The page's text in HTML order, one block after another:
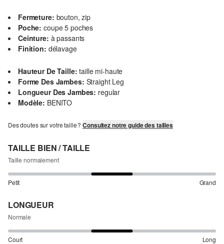
Fermeture: bouton, zip
Poche: coupe 5 poches
Ceinture: à passants
Finition: délavage
Hauteur De Taille: taille mi-haute
Forme Des Jambes: Straight Leg
Longueur Des Jambes: regular
Modèle: BENITO
Des doutes sur votre taille ?Consultez notre guide des tailles
TAILLE BIEN / TAILLE
Taille normalement
Petit Grand
LONGUEUR
Normale
Court Long